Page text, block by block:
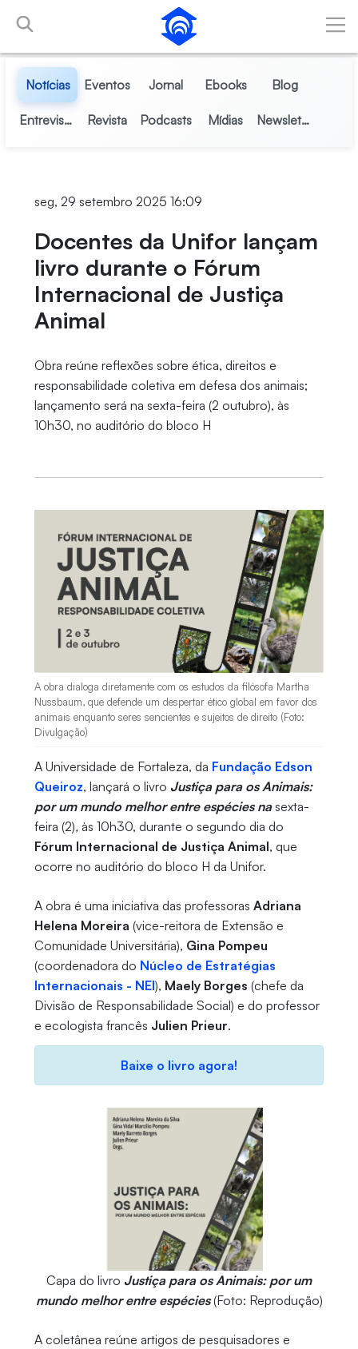
Pular para o Conteúdo principal
Notícias Eventos Jornal Ebooks Blog
Entrevistas Revista Podcasts Mídias Newsletter
seg, 29 setembro 2025 16:09
Docentes da Unifor lançam
livro durante o Fórum
Internacional de Justiça
Animal
Obra reúne reflexões sobre ética, direitos e
responsabilidade coletiva em defesa dos animais;
lançamento será na sexta-feira (2 outubro), às
10h30, no auditório do bloco H
A obra dialoga diretamente com os estudos da filósofa Martha
Nussbaum, que defende um despertar ético global em favor dos
animais enquanto seres sencientes e sujeitos de direito (Foto:
Divulgação)
A Universidade de Fortaleza, da Fundação Edson
Queiroz, lançará o livro Justiça para os Animais:
por um mundo melhor entre espécies na sexta-
feira (2), às 10h30, durante o segundo dia do
Fórum Internacional de Justiça Animal, que
ocorre no auditório do bloco H da Unifor.
A obra é uma iniciativa das professoras Adriana
Helena Moreira (vice-reitora de Extensão e
Comunidade Universitária), Gina Pompeu
(coordenadora do Núcleo de Estratégias
Internacionais - NEI), Maely Borges (chefe da
Divisão de Responsabilidade Social) e do professor
e ecologista francês Julien Prieur.
Baixe o livro agora!
Capa do livro Justiça para os Animais: por um
mundo melhor entre espécies(Foto: Reprodução)
A coletânea reúne artigos de pesquisadores e